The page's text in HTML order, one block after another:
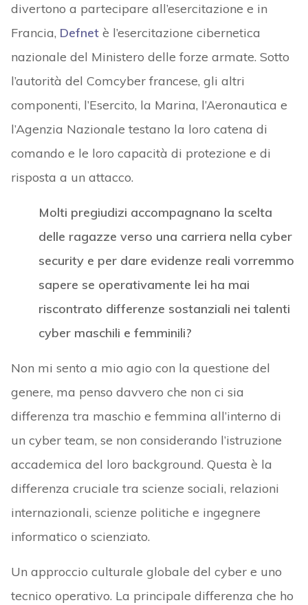
divertono a partecipare all’esercitazione e in
Francia, Defnetè l’esercitazione cibernetica
nazionale del Ministero delle forze armate. Sotto
l’autorità del Comcyber francese, gli altri
componenti, l’Esercito, la Marina, l’Aeronautica e
l’Agenzia Nazionale testano la loro catena di
comando e le loro capacità di protezione e di
risposta a un attacco.
Molti pregiudizi accompagnano la scelta
delle ragazze verso una carriera nella cyber
security e per dare evidenze reali vorremmo
sapere se operativamente lei ha mai
riscontrato differenze sostanziali nei talenti
cyber ​​maschili e femminili?
Non mi sento a mio agio con la questione del
genere, ma penso davvero che non ci sia
differenza tra maschio e femmina all’interno di
un cyber team, se non considerando l’istruzione
accademica del loro background. Questa è la
differenza cruciale tra scienze sociali, relazioni
internazionali, scienze politiche e ingegnere
informatico o scienziato.
Un approccio culturale globale del cyber e uno
tecnico operativo. La principale differenza che ho